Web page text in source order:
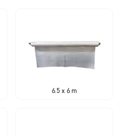
6.5 x 6 m